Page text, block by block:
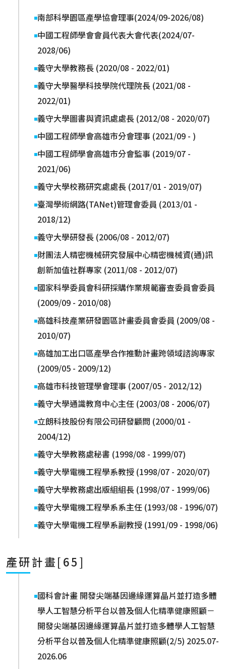
南部科學園區產學協會理事(2024/09-2026/08)
中國工程師學會會員代表大會代表(2024/07-
2028/06)
義守大學教務長 (2020/08 - 2022/01)
義守大學醫學科技學院代理院長 (2021/08 -
2022/01)
義守大學圖書與資訊處處長 (2012/08 - 2020/07)
中國工程師學會高雄市分會理事 (2021/09 - )
中國工程師學會高雄市分會監事 (2019/07 -
2021/06)
義守大學校務研究處處長 (2017/01 - 2019/07)
臺灣學術網路(TANet)管理會委員 (2013/01 -
2018/12)
義守大學研發長 (2006/08 - 2012/07)
財團法人精密機械研究發展中心精密機械資(通)訊
創新加值社群專家 (2011/08 - 2012/07)
國家科學委員會科研採購作業規範審查委員會委員
(2009/09 - 2010/08)
高雄科技產業研發園區計畫委員會委員 (2009/08 -
2010/07)
高雄加工出口區產學合作推動計畫跨領域諮詢專家
(2009/05 - 2009/12)
高雄市科技管理學會理事 (2007/05 - 2012/12)
義守大學通識教育中心主任 (2003/08 - 2006/07)
立朗科技股份有限公司研發顧問 (2000/01 -
2004/12)
義守大學教務處秘書 (1998/08 - 1999/07)
義守大學電機工程學系教授 (1998/07 - 2020/07)
義守大學教務處出版組組長 (1998/07 - 1999/06)
義守大學電機工程學系系主任 (1993/08 - 1996/07)
義守大學電機工程學系副教授 (1991/09 - 1998/06)
產研計畫[65]
國科會計畫 開發尖端基因邊緣運算晶片並打造多體
學人工智慧分析平台以普及個人化精準健康照顧－
開發尖端基因邊緣運算晶片並打造多體學人工智慧
分析平台以普及個人化精準健康照顧(2/5) 2025.07-
2026.06